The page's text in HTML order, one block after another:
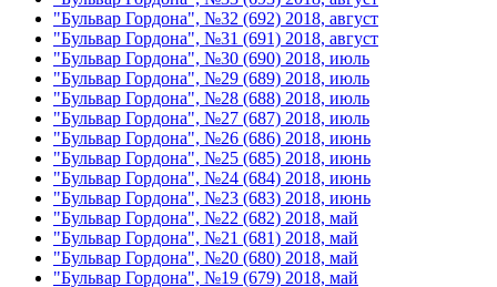
"Бульвар Гордона", №32 (692) 2018, август
"Бульвар Гордона", №31 (691) 2018, август
"Бульвар Гордона", №30 (690) 2018, июль
"Бульвар Гордона", №29 (689) 2018, июль
"Бульвар Гордона", №28 (688) 2018, июль
"Бульвар Гордона", №27 (687) 2018, июль
"Бульвар Гордона", №26 (686) 2018, июнь
"Бульвар Гордона", №25 (685) 2018, июнь
"Бульвар Гордона", №24 (684) 2018, июнь
"Бульвар Гордона", №23 (683) 2018, июнь
"Бульвар Гордона", №22 (682) 2018, май
"Бульвар Гордона", №21 (681) 2018, май
"Бульвар Гордона", №20 (680) 2018, май
"Бульвар Гордона", №19 (679) 2018, май